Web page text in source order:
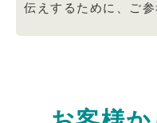
伝えするために、ご